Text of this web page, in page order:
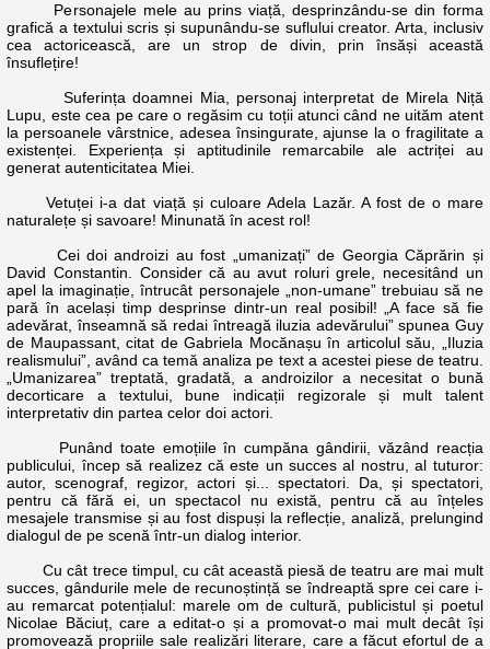
Personajele mele au prins viață, desprinzându-se din forma
grafică a textului scris și supunându-se suflului creator. Arta, inclusiv
cea actoricească, are un strop de divin, prin însăși această
însuflețire!
Suferința doamnei Mia, personaj interpretat de Mirela Niță
Lupu, este cea pe care o regăsim cu toții atunci când ne uităm atent
la persoanele vârstnice, adesea însingurate, ajunse la o fragilitate a
existenței. Experiența și aptitudinile remarcabile ale actriței au
generat autenticitatea Miei.
Vetuței i-a dat viață și culoare Adela Lazăr. A fost de o mare
naturalețe și savoare! Minunată în acest rol!
Cei doi androizi au fost „umanizați” de Georgia Căprărin și
David Constantin. Consider că au avut roluri grele, necesitând un
apel la imaginație, întrucât personajele „non-umane” trebuiau să ne
pară în același timp desprinse dintr-un real posibil! „A face să fie
adevărat, înseamnă să redai întreagă iluzia adevărului” spunea Guy
de Maupassant, citat de Gabriela Mocănașu în articolul său, „Iluzia
realismului”, având ca temă analiza pe text a acestei piese de teatru.
„Umanizarea” treptată, gradată, a androizilor a necesitat o bună
decorticare a textului, bune indicații regizorale și mult talent
interpretativ din partea celor doi actori.
Punând toate emoțiile în cumpăna gândirii, văzând reacția
publicului, încep să realizez că este un succes al nostru, al tuturor:
autor, scenograf, regizor, actori și... spectatori. Da, și spectatori,
pentru că fără ei, un spectacol nu există, pentru că au înțeles
mesajele transmise și au fost dispuși la reflecție, analiză, prelungind
dialogul de pe scenă într-un dialog interior.
Cu cât trece timpul, cu cât această piesă de teatru are mai mult
succes, gândurile mele de recunoștință se îndreaptă spre cei care i-
au remarcat potențialul: marele om de cultură, publicistul și poetul
Nicolae Băciuț, care a editat-o și a promovat-o mai mult decât își
promovează propriile sale realizări literare, care a făcut efortul de a